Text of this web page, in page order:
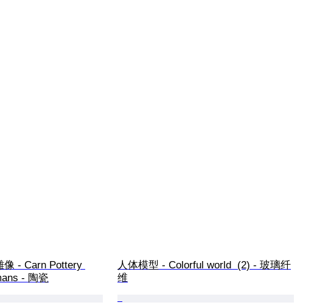
像 - Carn Pottery
- 陶瓷
人体模型 - Colorful world  (2) - 玻璃纤
维